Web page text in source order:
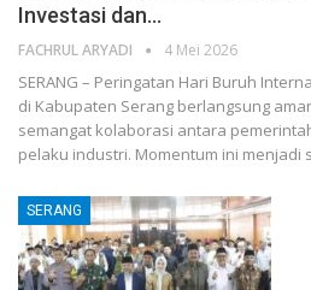
Investasi dan…
FACHRUL ARYADI 4 Mei 2026
SERANG – Peringatan Hari Buruh
di Kabupaten Serang berlangsung
semangat kolaborasi antara
pelaku industri. Momentum ini menjadi
SERANG